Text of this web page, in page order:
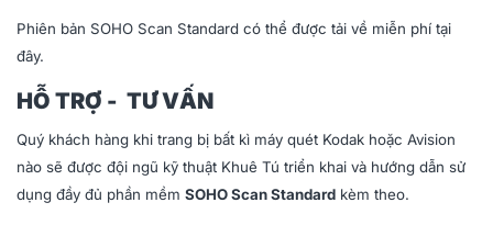
Phiên bản SOHO Scan Standard có thể được tải về miễn phí tại
đây.
HỖ TRỢ - TƯ VẤN
Quý khách hàng khi trang bị bất kì máy quét Kodak hoặc Avision
nào sẽ được đội ngũ kỹ thuật Khuê Tú triển khai và hướng dẫn sử
dụng đầy đủ phần mềm SOHO Scan Standard kèm theo.